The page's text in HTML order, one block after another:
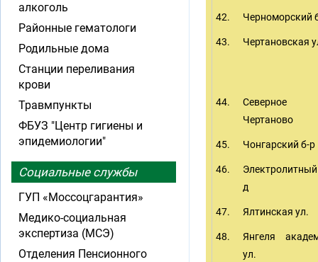
42. Черноморский
43. Чертановская
44.
Северное
Чертаново
45. Чонгарский б-р
46.
д
47. Ялтинская ул.
48.
Янгеля
ул.
алкоголь
Районные гематологи
Родильные дома
Станции переливания
крови
Травмпункты
ФБУЗ "Центр гигиены и
эпидемиологии"
Социальные службы
ГУП «Моссоцгарантия»
Медико-социальная
экспертиза (МСЭ)
Отделения Пенсионного